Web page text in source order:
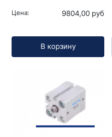
Цена: 9804,00 руб
В корзину